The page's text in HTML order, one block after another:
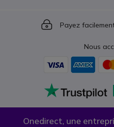
Icon
Payez
Nous
Onedirect, une